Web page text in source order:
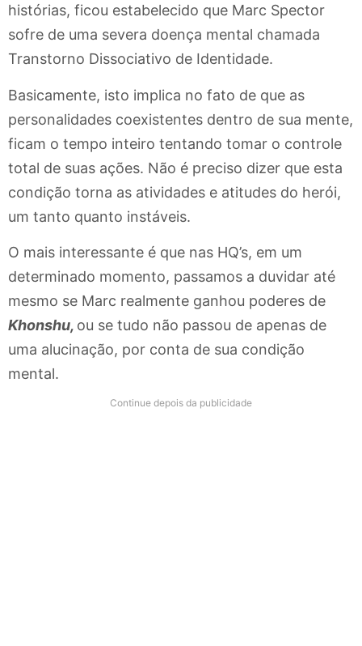
histórias, ficou estabelecido que Marc Spector
sofre de uma severa doença mental chamada
Transtorno Dissociativo de Identidade.
Basicamente, isto implica no fato de que as
personalidades coexistentes dentro de sua mente,
ficam o tempo inteiro tentando tomar o controle
total de suas ações. Não é preciso dizer que esta
condição torna as atividades e atitudes do herói,
um tanto quanto instáveis.
O mais interessante é que nas HQ’s, em um
determinado momento, passamos a duvidar até
mesmo se Marc realmente ganhou poderes de
Khonshu, ou se tudo não passou de apenas de
uma alucinação, por conta de sua condição
mental.
Continue depois da publicidade